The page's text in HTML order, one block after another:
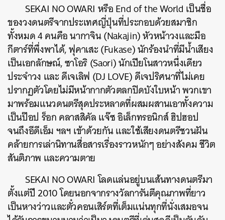
SEKAI NO OWARI หรือ End of the World เป็นชื่อ
ของวงดนตรีจากประเทศญี่ปุ่นที่ประกอบด้วยสมาชิก
ทั้งหมด 4 คนคือ นากาจิน (Nakajin) หัวหน้าวงและมือ
กีตาร์ที่พึ่งพาได้, ฟุคาเสะ (Fukase) นักร้องนำที่มีน้ำเสียง
เป็นเอกลักษณ์, ซาโอริ (Saori) นักเปียโนสาวหนึ่งเดียว
ประจำวง และ ดีเจเลิฟ (DJ LOVE) ดีเจปริศนาที่ไม่เคย
ปรากฏตัวโดยไม่มีหน้ากากตัวตลกปิดบังใบหน้าพวกเขา
มาพร้อมแนวดนตรีสุดประหลาดที่ผสมผสานเอาทั้งความ
เป็นป๊อป ร็อก คลาสสิคัล แจ๊ซ อิเล็กทรอนิกส์ ฮิปฮอป
จนถึงอีดีเอ็ม ฯลฯ เข้าด้วยกัน และใช้เสียงดนตรีชวนฝัน
คล้ายการเล่านิทานสื่อสารเรื่องราวหนักๆ อย่างสังคม ชีวิต
สันติภาพ และความตาย
SEKAI NO OWARI โลดแล่นอยู่บนเส้นทางดนตรีมา
ตั้งแต่ปี 2010 โดยนอกจากรางวัลการันตีคุณภาพที่ยาว
เป็นหางว่าวและตั๋วคอนเสิร์ตที่เต็มแน่นทุกที่นั่งเสมอจน